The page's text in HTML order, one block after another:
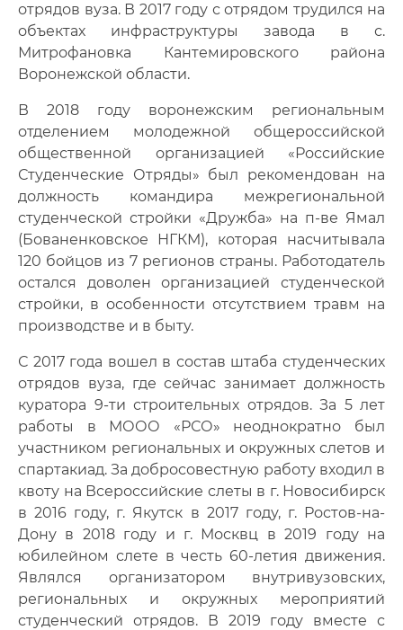
отрядов вуза. В 2017 году с отрядом трудился на
объектах инфраструктуры завода в с.
Митрофановка Кантемировского района
Воронежской области.
В 2018 году воронежским региональным
отделением молодежной общероссийской
общественной организацией «Российские
Студенческие Отряды» был рекомендован на
должность командира межрегиональной
студенческой стройки «Дружба» на п-ве Ямал
(Бованенковское НГКМ), которая насчитывала
120 бойцов из 7 регионов страны. Работодатель
остался доволен организацией студенческой
стройки, в особенности отсутствием травм на
производстве и в быту.
С 2017 года вошел в состав штаба студенческих
отрядов вуза, где сейчас занимает должность
куратора 9-ти строительных отрядов. За 5 лет
работы в МООО «РСО» неоднократно был
участником региональных и окружных слетов и
спартакиад. За добросовестную работу входил в
квоту на Всероссийские слеты в г. Новосибирск
в 2016 году, г. Якутск в 2017 году, г. Ростов-на-
Дону в 2018 году и г. Москвц в 2019 году на
юбилейном слете в честь 60-летия движения.
Являлся организатором внутривузовских,
региональных и окружных мероприятий
студенческий отрядов. В 2019 году вместе с